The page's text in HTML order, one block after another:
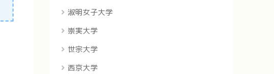
淑明女子大学
崇実大学
世宗大学
西京大学